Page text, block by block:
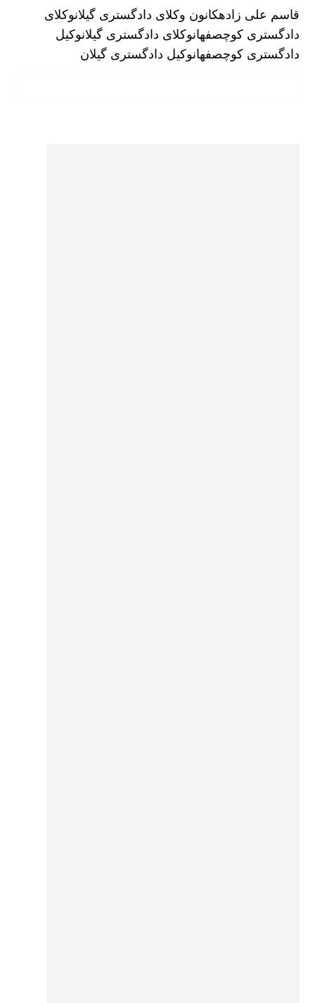
قاسم علی زادهکانون وکلای دادگستری گیلانوکلای
دادگستری کوچصفهانوکلای دادگستری گیلانوکیل
دادگستری کوچصفهانوکیل دادگستری گیلان